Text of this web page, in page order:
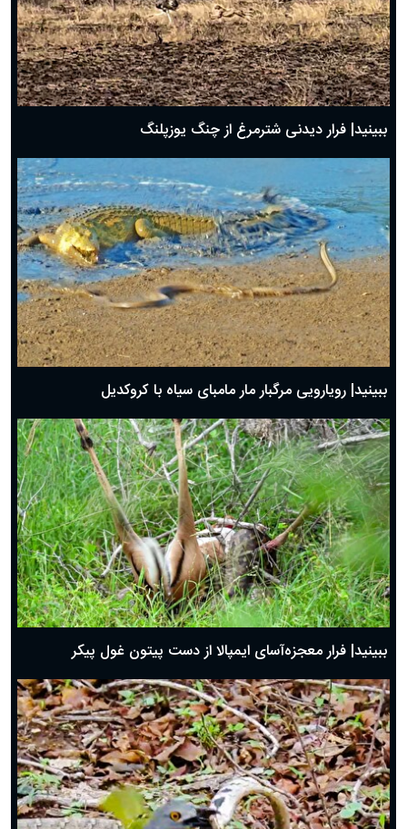
ببینید| فرار دیدنی شترمرغ از چنگ یوزپلنگ
ببینید| رویارویی مرگبار مار مامبای سیاه با کروکدیل
ببینید| فرار معجزه‌آسای ایمپالا از دست پیتون غول پیکر